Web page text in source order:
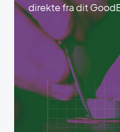
direkte fra dit